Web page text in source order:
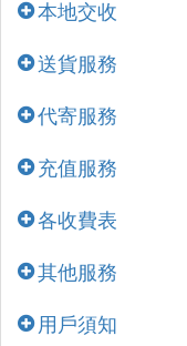
本地交收
送貨服務
代寄服務
充值服務
各收費表
其他服務
用戶須知